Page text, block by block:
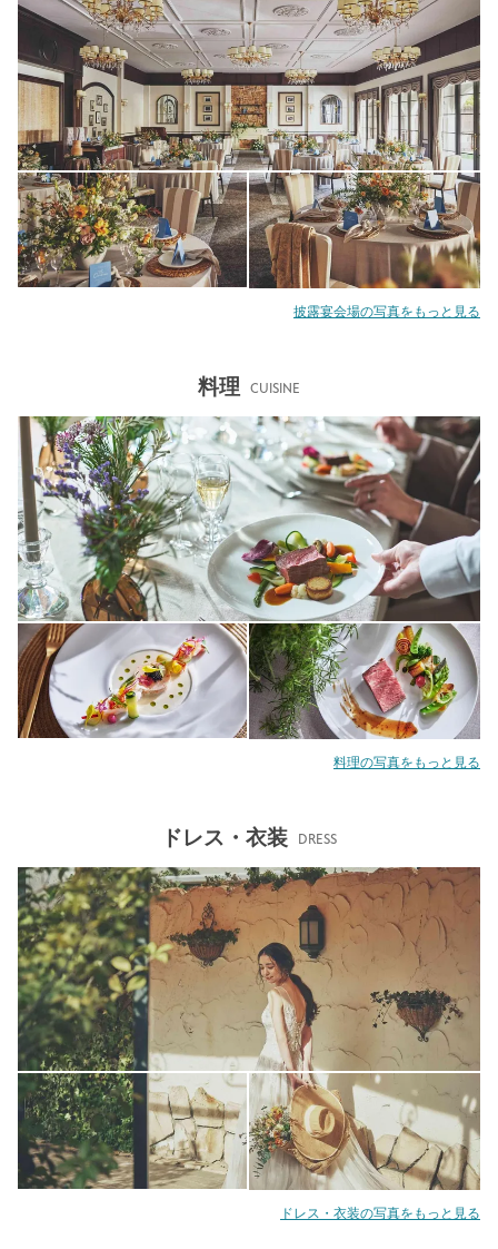
披露宴会場の写真をもっと見る
料理 CUISINE
料理の写真をもっと見る
ドレス・衣装 DRESS
ドレス・衣装の写真をもっと見る